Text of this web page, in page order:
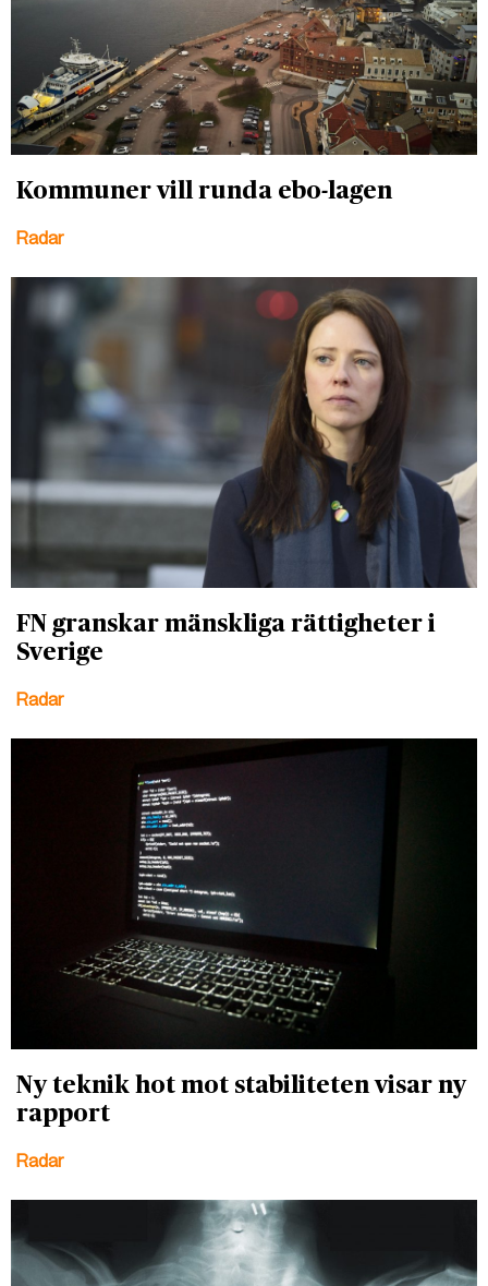
Kommuner vill runda ebo-lagen
Radar
FN granskar mänskliga rättigheter i
Sverige
Radar
Ny teknik hot mot stabiliteten visar ny
rapport
Radar